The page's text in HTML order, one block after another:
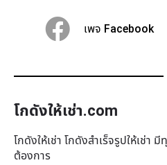
เพจ Facebook
โกดังให้เช่า.com
โกดังให้เช่า โกดังสำเร็จรูปให้เช่า
ต้องการ